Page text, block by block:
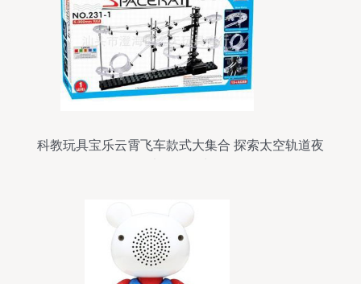
科教玩具宝乐云霄飞车款式大集合 探索太空轨道夜